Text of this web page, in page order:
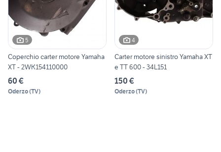
5
Coperchio carter motore Yamaha
XT - 2WK154110000
60 €
Oderzo(TV)
4
Carter motore sinistro Yamaha XT
e TT 600 - 34L151
150 €
Oderzo(TV)